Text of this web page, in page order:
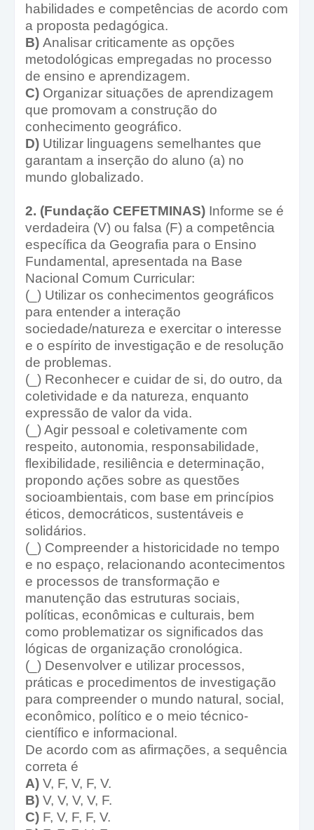
habilidades e competências de acordo com
a proposta pedagógica.
B) Analisar criticamente as opções
metodológicas empregadas no processo
de ensino e aprendizagem.
C) Organizar situações de aprendizagem
que promovam a construção do
conhecimento geográfico.
D) Utilizar linguagens semelhantes que
garantam a inserção do aluno (a) no
mundo globalizado.
2. (Fundação CEFETMINAS) Informe se é
verdadeira (V) ou falsa (F) a competência
específica da Geografia para o Ensino
Fundamental, apresentada na Base
Nacional Comum Curricular:
(_) Utilizar os conhecimentos geográficos
para entender a interação
sociedade/natureza e exercitar o interesse
e o espírito de investigação e de resolução
de problemas.
(_) Reconhecer e cuidar de si, do outro, da
coletividade e da natureza, enquanto
expressão de valor da vida.
(_) Agir pessoal e coletivamente com
respeito, autonomia, responsabilidade,
flexibilidade, resiliência e determinação,
propondo ações sobre as questões
socioambientais, com base em princípios
éticos, democráticos, sustentáveis e
solidários.
(_) Compreender a historicidade no tempo
e no espaço, relacionando acontecimentos
e processos de transformação e
manutenção das estruturas sociais,
políticas, econômicas e culturais, bem
como problematizar os significados das
lógicas de organização cronológica.
(_) Desenvolver e utilizar processos,
práticas e procedimentos de investigação
para compreender o mundo natural, social,
econômico, político e o meio técnico-
científico e informacional.
De acordo com as afirmações, a sequência
correta é
A) V, F, V, F, V.
B) V, V, V, V, F.
C) F, V, F, F, V.